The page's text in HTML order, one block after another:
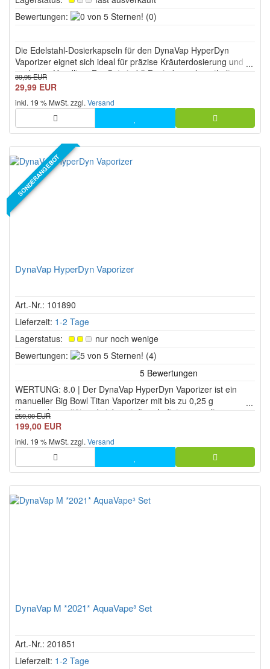
Bewertungen:
0
Sternen!
(0)
Die Edelstahl‑Dosierkapseln für den DynaVap HyperDyn
Vaporizer eignet sich ideal für präzise Kräuterdosierung und
sauberes Handling. Pro Set sind 5 Dosierkapseln enthalten
und können mit ca. 0,12 g je Kapsel befüllt werden.
39,95 EUR
29,99 EUR
inkl. 19 % MwSt. zzgl. Versand
SONDERANGEBOT
DynaVap HyperDyn Vaporizer
Art.-Nr.: 101890
Lieferzeit: 1-2 Tage
Lagerstatus:
nur noch wenige
Bewertungen:
5
5
Sternen!
(4)
WERTUNG: 8.0 | Der DynaVap HyperDyn Vaporizer ist ein
manueller Big Bowl Titan Vaporizer mit bis zu 0,25 g
Kammerkapazität und siebenstufiger Luftstromregulierung.
Der DynaVap HyperDyn Vaporizer kombiniert robuste Titan
Kompatibilität für m...
259,00 EUR
199,00 EUR
inkl. 19 % MwSt. zzgl. Versand
DynaVap M *2021* AquaVape³ Set
Art.-Nr.: 201851
Lieferzeit: 1-2 Tage